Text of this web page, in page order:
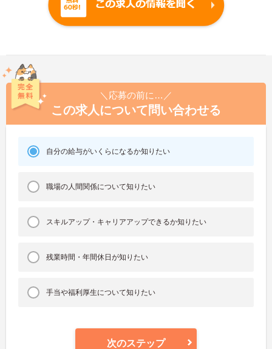
＼応募の前に…／
この求人について問い合わせる
自分の給与がいくらになるか知りたい
職場の人間関係について知りたい
スキルアップ・キャリアアップできるか知りたい
残業時間・年間休日が知りたい
手当や福利厚生について知りたい
次のステップ